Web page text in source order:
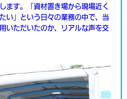
ます。「資材置き場から現場近く
い」という日々の業務の中で、当
いただいたのか、リアルな声を交